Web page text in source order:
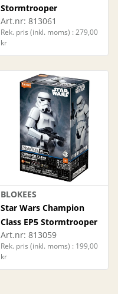
Stormtrooper
Art.nr: 813061
Rek. pris (inkl. moms) : 279,00
kr
BLOKEES
Star Wars Champion
Class EP5 Stormtrooper
Art.nr: 813059
Rek. pris (inkl. moms) : 199,00
kr